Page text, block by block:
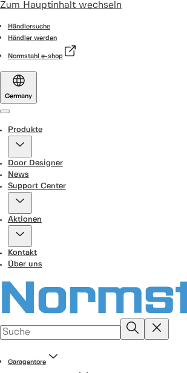
Zum Hauptinhalt wechseln
Händlersuche
Händler werden
Normstahl e-shop
Germany
Produkte
Door Designer
News
Support Center
Aktionen
Kontakt
Über uns
Garagentore